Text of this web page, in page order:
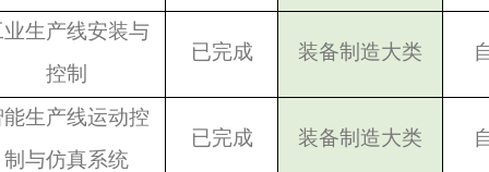
生产线安装与
控制
已完成 装备制造大类
生产线运动控
制与仿真系统
已完成 装备制造大类